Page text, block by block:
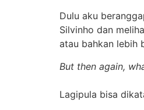
Dulu aku
Silvinho dan
atau bahkan lebih
But then again,
Lagipula bisa